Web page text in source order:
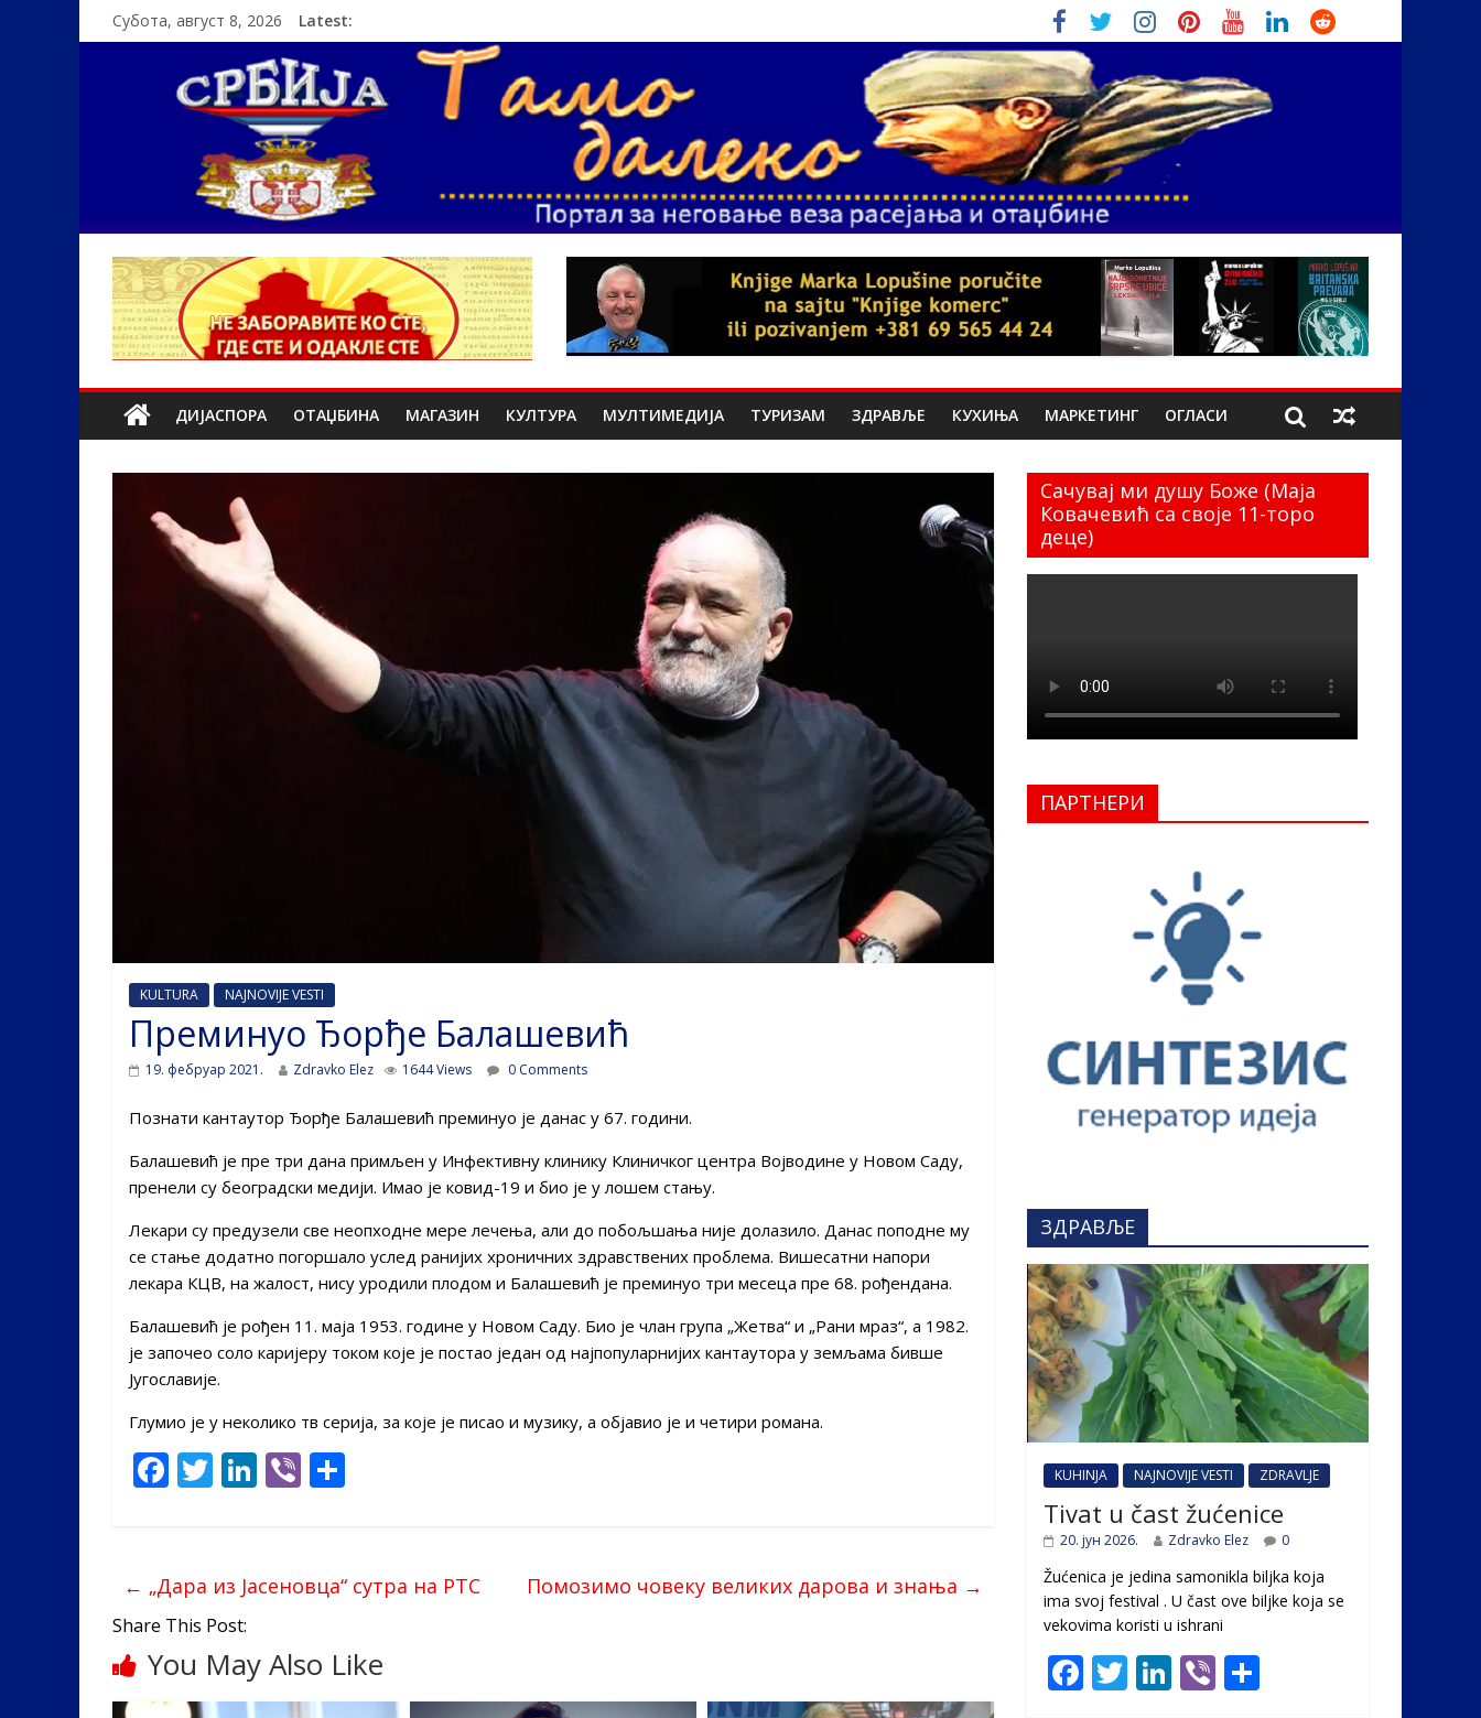
Субота, август 8, 2026 Latest:
ДИЈАСПОРА ОТАЏБИНА МАГАЗИН КУЛТУРА МУЛТИМЕДИЈА ТУРИЗАМ ЗДРАВЉЕ КУХИЊА МАРКЕТИНГ ОГЛАСИ
KULTURA NAJNOVIJE VESTI
Преминуо Ђорђе Балашевић
19. фебруар 2021. Zdravko Elez 1644 Views 0 Comments
Познати кантаутор Ђорђе Балашевић преминуо је данас у 67. години.
Балашевић је пре три дана примљен у Инфективну клинику Клиничког центра Војводине у Новом Саду,
пренели су београдски медији. Имао је ковид-19 и био је у лошем стању.
Лекари су предузели све неопходне мере лечења, али до побољшања није долазило. Данас поподне му
се стање додатно погоршало услед ранијих хроничних здравствених проблема. Вишесатни напори
лекара КЦВ, на жалост, нису уродили плодом и Балашевић је преминуо три месеца пре 68. рођендана.
Балашевић је рођен 11. маја 1953. године у Новом Саду. Био је члан група „Жетва“ и „Рани мраз“, а 1982.
је започео соло каријеру током које је постао један од најпопуларнијих кантаутора у земљама бивше
Југославије.
Глумио је у неколико тв серија, за које је писао и музику, а објавио је и четири романа.
F
ac
b
o
o
k
T
w
er
Li
n
e
dI
n
Vi
b
e
← „Дара из Јасеновца“ сутра на РТС Помозимо човеку великих дарова и знања →
Share This Post:
You May Also Like
Сачувај ми душу Боже (Маја
Ковачевић са своје 11-торо
деце)
ПАРТНЕРИ
ЗДРАВЉЕ
KUHINJA NAJNOVIJE VESTI ZDRAVLJE
Tivat u čast žućenice
20. јун 2026. Zdravko Elez 0
Žućenica je jedina samonikla biljka koja
ima svoj festival . U čast ovе biljke koja se
vekovima koristi u ishrani
F T Li Vi